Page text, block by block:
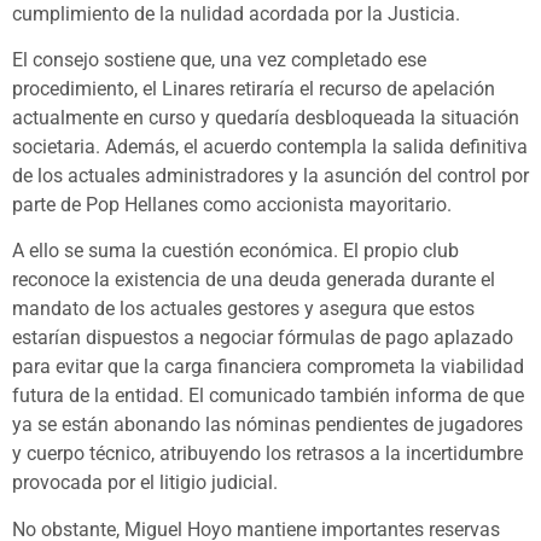
cumplimiento de la nulidad acordada por la Justicia.
El consejo sostiene que, una vez completado ese
procedimiento, el Linares retiraría el recurso de apelación
actualmente en curso y quedaría desbloqueada la situación
societaria. Además, el acuerdo contempla la salida definitiva
de los actuales administradores y la asunción del control por
parte de Pop Hellanes como accionista mayoritario.
A ello se suma la cuestión económica. El propio club
reconoce la existencia de una deuda generada durante el
mandato de los actuales gestores y asegura que estos
estarían dispuestos a negociar fórmulas de pago aplazado
para evitar que la carga financiera comprometa la viabilidad
futura de la entidad. El comunicado también informa de que
ya se están abonando las nóminas pendientes de jugadores
y cuerpo técnico, atribuyendo los retrasos a la incertidumbre
provocada por el litigio judicial.
No obstante, Miguel Hoyo mantiene importantes reservas